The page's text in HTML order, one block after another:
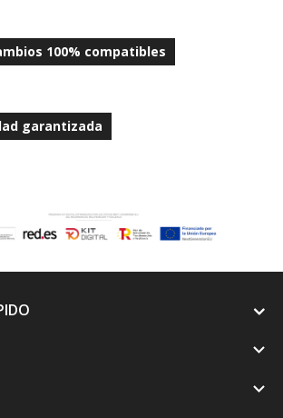
100% compatibles
garantizada

